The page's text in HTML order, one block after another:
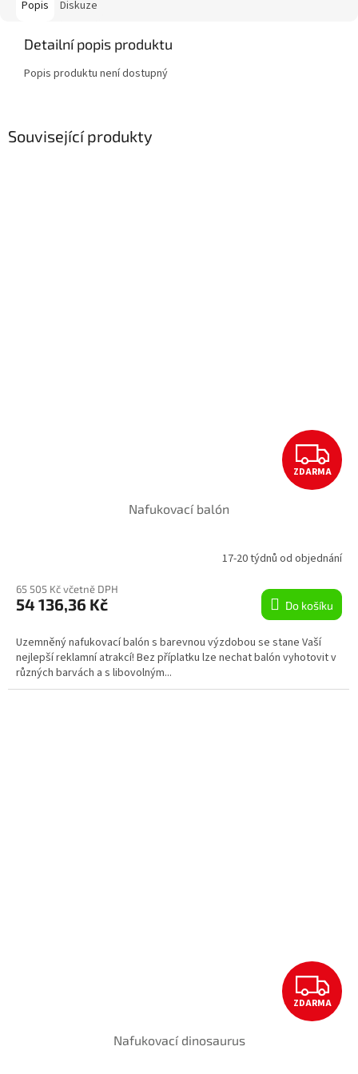
Popis Diskuze
Detailní popis produktu
Popis produktu není dostupný
Související produkty
Z
D
R
M
A
ZDARMA
Nafukovací balón
17-20 týdnů od objednání
65 505 Kč včetně DPH
54 136,36 Kč Do košíku
Uzemněný nafukovací balón s barevnou výzdobou se stane Vaší
nejlepší reklamní atrakcí! Bez příplatku lze nechat balón vyhotovit v
různých barvách a s libovolným...
Z
D
ZDARMA
Nafukovací dinosaurus